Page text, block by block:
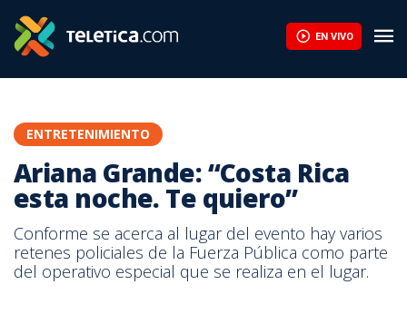
EN VIVO
ENTRETENIMIENTO
Ariana Grande: “Costa Rica
esta noche. Te quiero”
Conforme se acerca al lugar del evento hay varios
retenes policiales de la Fuerza Pública como parte
del operativo especial que se realiza en el lugar.